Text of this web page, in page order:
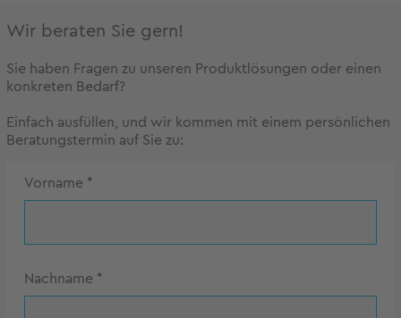
Wir beraten Sie gern!
Sie haben Fragen zu unseren Produktlösungen oder einen
konkreten Bedarf?
Einfach ausfüllen, und wir kommen mit einem persönlichen
Beratungstermin auf Sie zu:
Vorname *
Nachname *